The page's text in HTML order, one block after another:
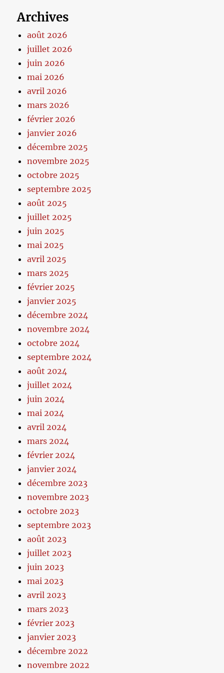
Archives
août 2026
juillet 2026
juin 2026
mai 2026
avril 2026
mars 2026
février 2026
janvier 2026
décembre 2025
novembre 2025
octobre 2025
septembre 2025
août 2025
juillet 2025
juin 2025
mai 2025
avril 2025
mars 2025
février 2025
janvier 2025
décembre 2024
novembre 2024
octobre 2024
septembre 2024
août 2024
juillet 2024
juin 2024
mai 2024
avril 2024
mars 2024
février 2024
janvier 2024
décembre 2023
novembre 2023
octobre 2023
septembre 2023
août 2023
juillet 2023
juin 2023
mai 2023
avril 2023
mars 2023
février 2023
janvier 2023
décembre 2022
novembre 2022